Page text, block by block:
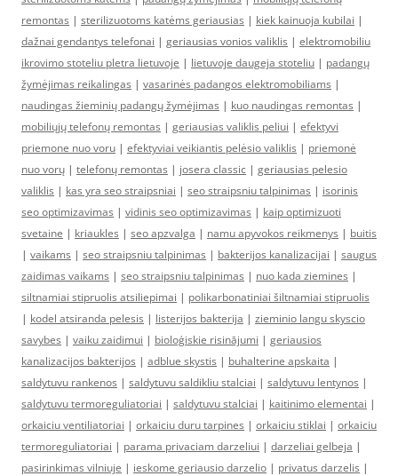
remontas | sterilizuotoms katėms geriausias | kiek kainuoja kubilai |
dažnai gendantys telefonai | geriausias vonios valiklis | elektromobiliu
ikrovimo stoteliu pletra lietuvoje | lietuvoje daugeja stoteliu | padangų
žymėjimas reikalingas | vasarinės padangos elektromobiliams |
naudingas žieminių padangų žymėjimas | kuo naudingas remontas |
mobiliųjų telefonų remontas | geriausias valiklis peliui | efektyvi
priemone nuo voru | efektyviai veikiantis pelėsio valiklis | priemonė
nuo vorų | telefonų remontas | josera classic | geriausias pelesio
valiklis | kas yra seo straipsniai | seo straipsniu talpinimas | isorinis
seo optimizavimas | vidinis seo optimizavimas | kaip optimizuoti
svetaine | kriaukles | seo apzvalga | namu apyvokos reikmenys | buitis
| vaikams | seo straipsniu talpinimas | bakterijos kanalizacijai | saugus
zaidimas vaikams | seo straipsniu talpinimas | nuo kada ziemines |
siltnamiai stipruolis atsiliepimai | polikarbonatiniai šiltnamiai stipruolis
| kodel atsiranda pelesis | listerijos bakterija | zieminio langu skyscio
savybes | vaiku zaidimui | bioloģiskie risinājumi | geriausios
kanalizacijos bakterijos | adblue skystis | buhalterine apskaita |
saldytuvu rankenos | saldytuvu saldikliu stalciai | saldytuvu lentynos |
saldytuvu termoreguliatoriai | saldytuvu stalciai | kaitinimo elementai |
orkaiciu ventiliatoriai | orkaiciu duru tarpines | orkaiciu stiklai | orkaiciu
termoreguliatoriai | parama privaciam darzeliui | darzeliai gelbeja |
pasirinkimas vilniuje | ieskome geriausio darzelio | privatus darzelis |